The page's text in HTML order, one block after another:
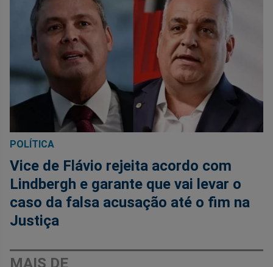
POLÍTICA
Vice de Flávio rejeita acordo com
Lindbergh e garante que vai levar o
caso da falsa acusação até o fim na
Justiça
MAIS DE